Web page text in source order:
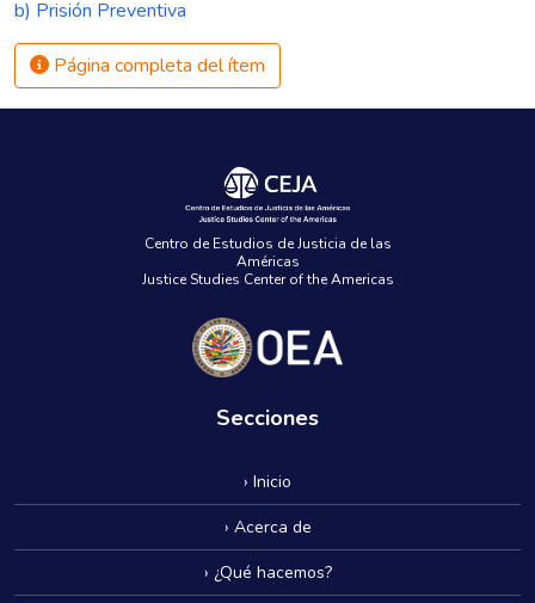
b) Prisión Preventiva
Página completa del ítem
Centro de Estudios de Justicia de las
Américas
Justice Studies Center of the Americas
Secciones
› Inicio
› Acerca de
› ¿Qué hacemos?